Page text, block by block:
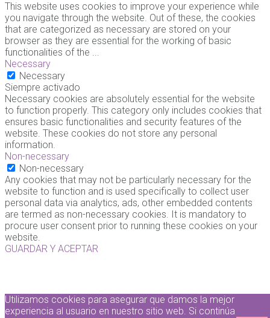
Utilizamos cookies para asegurar que damos la mejor
experiencia al usuario en nuestro sitio web. Si continúa
This website uses cookies to improve your experience while
you navigate through the website. Out of these, the cookies
that are categorized as necessary are stored on your
browser as they are essential for the working of basic
functionalities of the ...
Necessary
Necessary
Siempre activado
Necessary cookies are absolutely essential for the website
to function properly. This category only includes cookies that
ensures basic functionalities and security features of the
website. These cookies do not store any personal
information.
Non-necessary
Non-necessary
Any cookies that may not be particularly necessary for the
website to function and is used specifically to collect user
personal data via analytics, ads, other embedded contents
are termed as non-necessary cookies. It is mandatory to
procure user consent prior to running these cookies on your
website.
GUARDAR Y ACEPTAR